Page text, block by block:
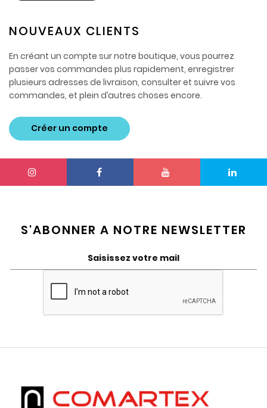
NOUVEAUX CLIENTS
En créant un compte sur notre boutique, vous pourrez
passer vos commandes plus rapidement, enregistrer
plusieurs adresses de livraison, consulter et suivre vos
commandes, et plein d’autres choses encore.
Créer un compte
S'ABONNER A NOTRE NEWSLETTER